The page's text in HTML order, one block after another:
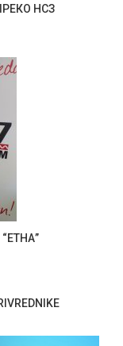
НСЗ